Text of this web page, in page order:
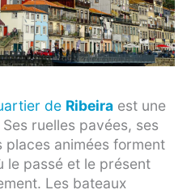
de Ribeira est une
ruelles pavées, ses
animées forment
le passé et le présent
Les bateaux